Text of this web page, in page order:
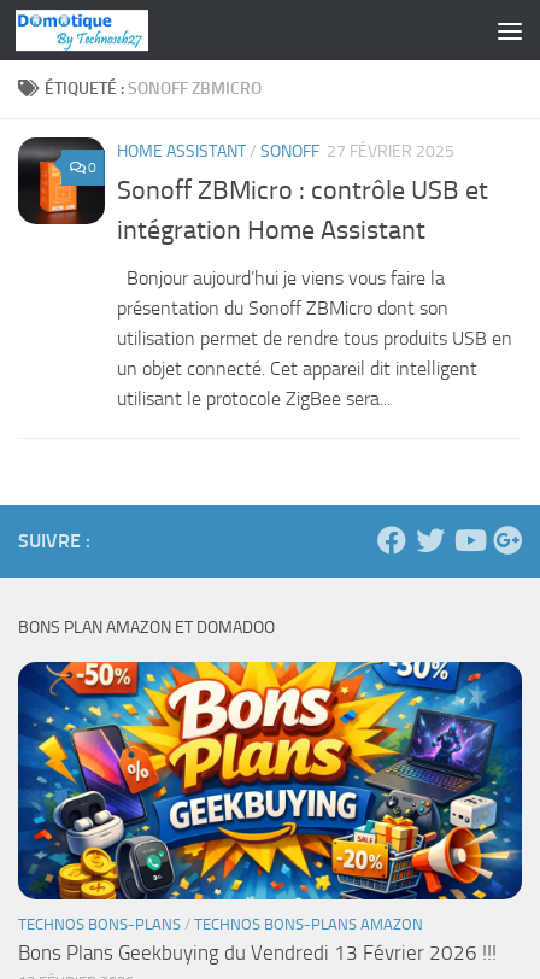
Skip to content
ÉTIQUETÉ :SONOFF ZBMICRO
0
HOME ASSISTANT/ SONOFF 27 FÉVRIER 2025
Sonoff ZBMicro : contrôle USB et
intégration Home Assistant
Bonjour aujourd’hui je viens vous faire la
présentation du Sonoff ZBMicro dont son
utilisation permet de rendre tous produits USB en
un objet connecté. Cet appareil dit intelligent
utilisant le protocole ZigBee sera...
SUIVRE :
BONS PLAN AMAZON ET DOMADOO
TECHNOS BONS-PLANS / TECHNOS BONS-PLANS AMAZON
Bons Plans Geekbuying du Vendredi 13 Février 2026 !!!